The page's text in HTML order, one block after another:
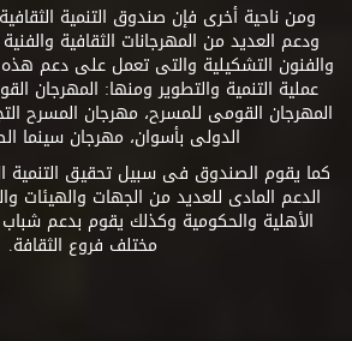
ومن ناحية أخرى فإن صندوق التنمية
ودعم العديد من المهرجانات الثقافية
والفنون التشكيلية والتى تعمل على دعم
عملية التنمية والتطوير ومنها: المهرجان
المهرجان القومى للمسرح، مهرجان المسرح
الدولى بأسوان، مهرجان سينما
كما يقوم الصندوق فى سبيل تحقيق التنمية
الدعم المادى للعديد من الجهات والهيئات
الأهلية والحكومية وكذلك يقوم بدعم شباب
مختلف فروع الثقافة.